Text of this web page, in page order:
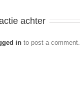
achter
in to post a comment.